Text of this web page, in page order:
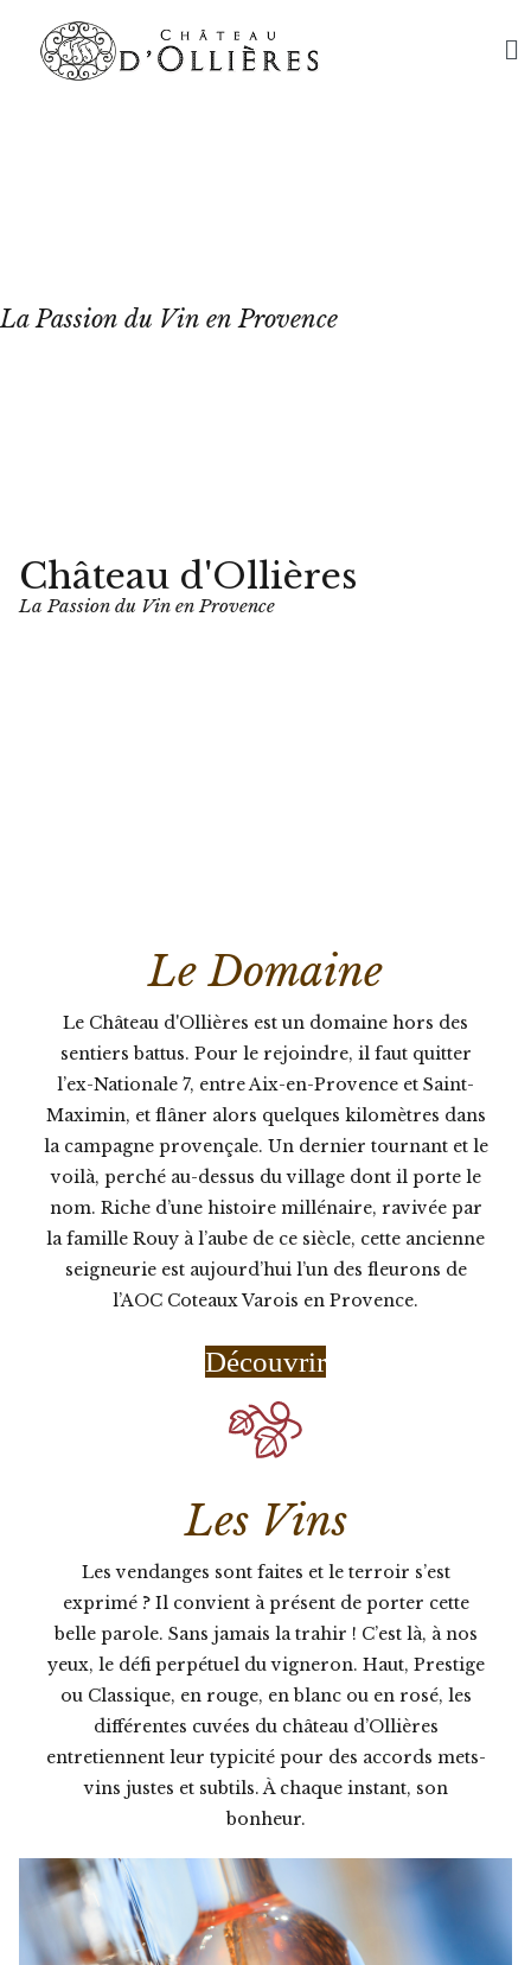
La Passion du Vin en Provence
Château d'Ollières
La Passion du Vin en Provence
Le Domaine
Le Château d'Ollières est un domaine hors des
sentiers battus. Pour le rejoindre, il faut quitter
l’ex-Nationale 7, entre Aix-en-Provence et Saint-
Maximin, et flâner alors quelques kilomètres dans
la campagne provençale. Un dernier tournant et le
voilà, perché au-dessus du village dont il porte le
nom. Riche d’une histoire millénaire, ravivée par
la famille Rouy à l’aube de ce siècle, cette ancienne
seigneurie est aujourd’hui l’un des fleurons de
l’AOC Coteaux Varois en Provence.
Découvrir
Les Vins
Les vendanges sont faites et le terroir s’est
exprimé ? Il convient à présent de porter cette
belle parole. Sans jamais la trahir ! C’est là, à nos
yeux, le défi perpétuel du vigneron. Haut, Prestige
ou Classique, en rouge, en blanc ou en rosé, les
différentes cuvées du château d’Ollières
entretiennent leur typicité pour des accords mets-
vins justes et subtils. À chaque instant, son
bonheur.